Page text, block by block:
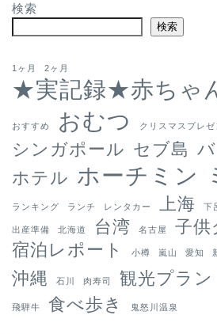
検索
検索
1ヶ月 2ヶ月
★実記録★赤ちゃ
おすすめ おむつ クリスマスプレゼ
シンガポール セブ島
ホテル ホーチミン
ランキング ランチ レンタカー 上海 下
出産準備 北海道 台湾 名古屋
子供
宿泊レポート
小樽 嵐山 愛知
沖縄 石川 肉寿司 観光プラン
飛騨牛 食べ歩き 鬼怒川温泉